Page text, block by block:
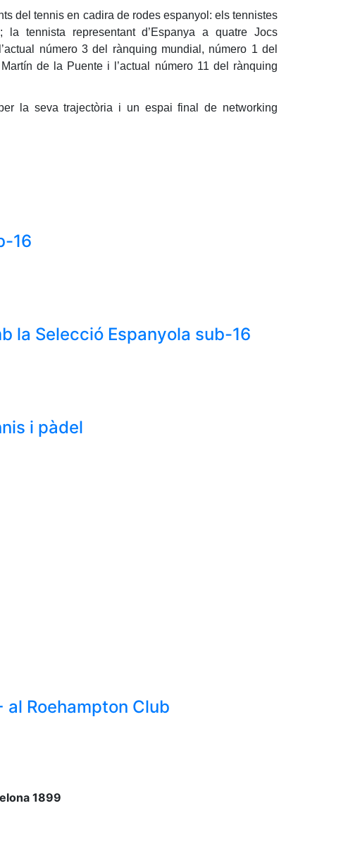
del tennis en cadira de rodes espanyol: els tennistes
tennista representant d’Espanya a quatre Jocs
número 3 del rànquing mundial, número 1 del
de la Puente i l’actual número 11 del rànquing
la seva trajectòria i un espai final de networking
16
la Selecció Espanyola sub-16
i pàdel
Roehampton Club
1899